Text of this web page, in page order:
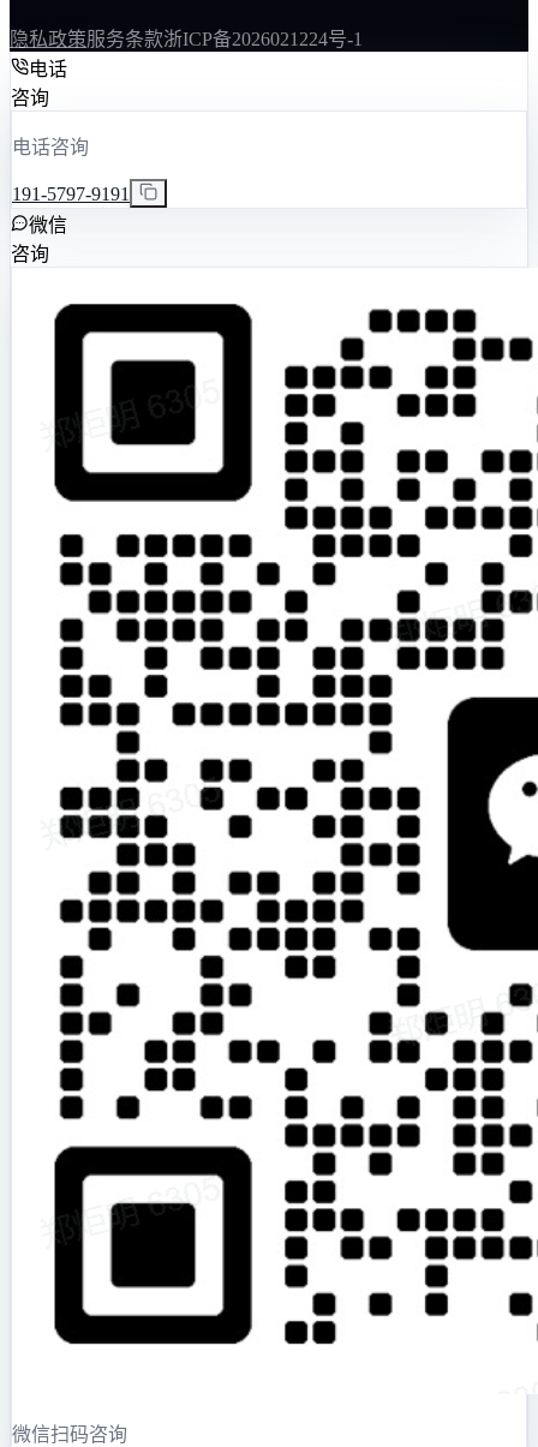
隐私政策服务条款浙ICP备2026021224号-1
电话
咨询
电话咨询
191-5797-9191
微信
咨询
微信扫码咨询